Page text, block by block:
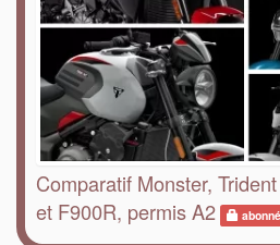
Comparatif Monster,
et F900R, permis A2
abonné